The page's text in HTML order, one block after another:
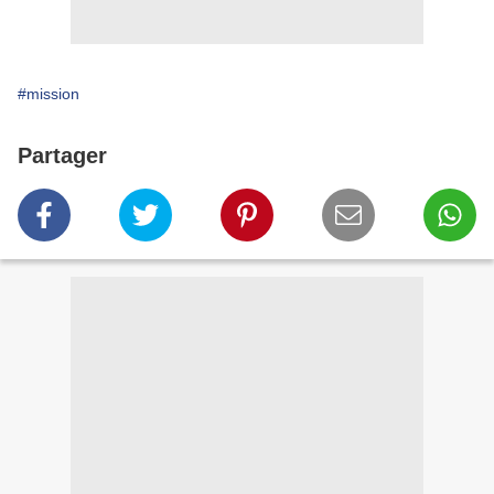
#mission
Partager